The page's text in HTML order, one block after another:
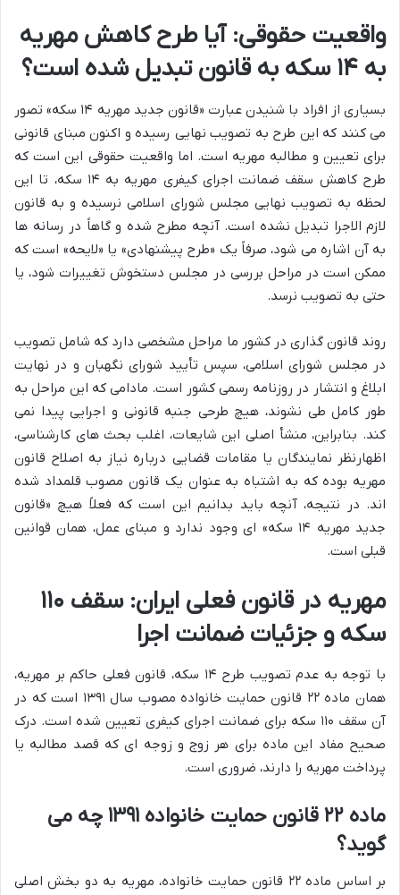
واقعیت حقوقی: آیا طرح کاهش مهریه
به ۱۴ سکه به قانون تبدیل شده است؟
بسیاری از افراد با شنیدن عبارت «قانون جدید مهریه ۱۴ سکه» تصور
می کنند که این طرح به تصویب نهایی رسیده و اکنون مبنای قانونی
برای تعیین و مطالبه مهریه است. اما واقعیت حقوقی این است که
طرح کاهش سقف ضمانت اجرای کیفری مهریه به ۱۴ سکه، تا این
لحظه به تصویب نهایی مجلس شورای اسلامی نرسیده و به قانون
لازم الاجرا تبدیل نشده است. آنچه مطرح شده و گاهاً در رسانه ها
به آن اشاره می شود، صرفاً یک «طرح پیشنهادی» یا «لایحه» است که
ممکن است در مراحل بررسی در مجلس دستخوش تغییرات شود، یا
حتی به تصویب نرسد.
روند قانون گذاری در کشور ما مراحل مشخصی دارد که شامل تصویب
در مجلس شورای اسلامی، سپس تأیید شورای نگهبان و در نهایت
ابلاغ و انتشار در روزنامه رسمی کشور است. مادامی که این مراحل به
طور کامل طی نشوند، هیچ طرحی جنبه قانونی و اجرایی پیدا نمی
کند. بنابراین، منشأ اصلی این شایعات، اغلب بحث های کارشناسی،
اظهارنظر نمایندگان یا مقامات قضایی درباره نیاز به اصلاح قانون
مهریه بوده که به اشتباه به عنوان یک قانون مصوب قلمداد شده
اند. در نتیجه، آنچه باید بدانیم این است که فعلاً هیچ «قانون
جدید مهریه ۱۴ سکه» ای وجود ندارد و مبنای عمل، همان قوانین
قبلی است.
مهریه در قانون فعلی ایران: سقف ۱۱۰
سکه و جزئیات ضمانت اجرا
با توجه به عدم تصویب طرح ۱۴ سکه، قانون فعلی حاکم بر مهریه،
همان ماده ۲۲ قانون حمایت خانواده مصوب سال ۱۳۹۱ است که در
آن سقف ۱۱۰ سکه برای ضمانت اجرای کیفری تعیین شده است. درک
صحیح مفاد این ماده برای هر زوج و زوجه ای که قصد مطالبه یا
پرداخت مهریه را دارند، ضروری است.
ماده ۲۲ قانون حمایت خانواده ۱۳۹۱ چه می
گوید؟
بر اساس ماده ۲۲ قانون حمایت خانواده، مهریه به دو بخش اصلی